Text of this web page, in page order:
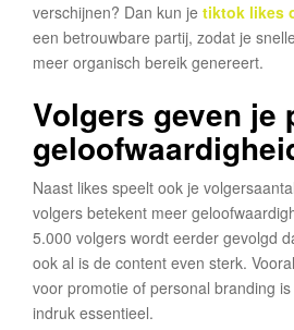
verschijnen? Dan kun je tiktok likes
een betrouwbare partij, zodat je
meer organisch bereik genereert.
Volgers geven je
Naast likes speelt ook je
volgers betekent meer
5.000 volgers wordt eerder gevolgd
ook al is de content even sterk.
voor promotie of personal branding
indruk essentieel.